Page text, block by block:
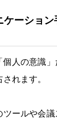
ケーショ
個人の意識
れます。
ツールや会